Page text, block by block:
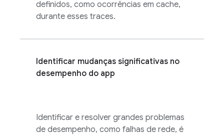
definidos, como ocorrências em cache,
durante esses traces.
Identificar mudanças significativas no
desempenho do app
Identificar e resolver grandes problemas
de desempenho, como falhas de rede, é